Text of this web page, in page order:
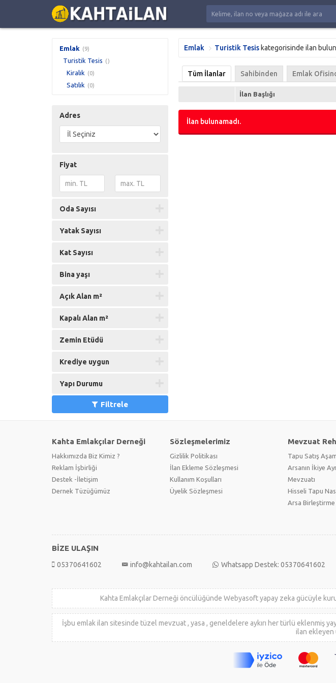
Emlak (9)
Turistik Tesis ()
Kiralık (0)
Satılık (0)
Adres
Fiyat
Oda Sayısı
Yatak Sayısı
Kat Sayısı
Bina yaşı
Açık Alan m²
Kapalı Alan m²
Zemin Etüdü
Krediye uygun
Yapı Durumu
Filtrele
Emlak Turistik Tesis kategorisinde ilan
Tüm İlanlar Sahibinden Emlak
İlan Başlığı
İlan bulunamadı.
Kahta Emlakçılar Derneği
Hakkımızda Biz Kimiz ?
Reklam İşbirliği
Destek -İletişim
Dernek Tüzüğümüz
Sözleşmelerimiz
Gizlilik Politikası
İlan Ekleme Sözleşmesi
Kullanım Koşulları
Üyelik Sözleşmesi
Mevzuat
Tapu Satış
Arsanın İkiye
Mevzuatı
Hisseli Tapu
Arsa Birleştirme
BİZE ULAŞIN
05370641602 info@kahtailan.com Whatsapp Destek: 05370641602
Kahta Emlakçılar Derneği öncülüğünde Webyasoft yapay zeka gücüyle
İşbu emlak ilan sitesinde tüzel mevzuat , yasa , geneldelere aykırı her türlü eklenmiş
ilan ekleyen